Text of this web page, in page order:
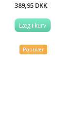
389,95 DKK
Læg i kurv
Populær